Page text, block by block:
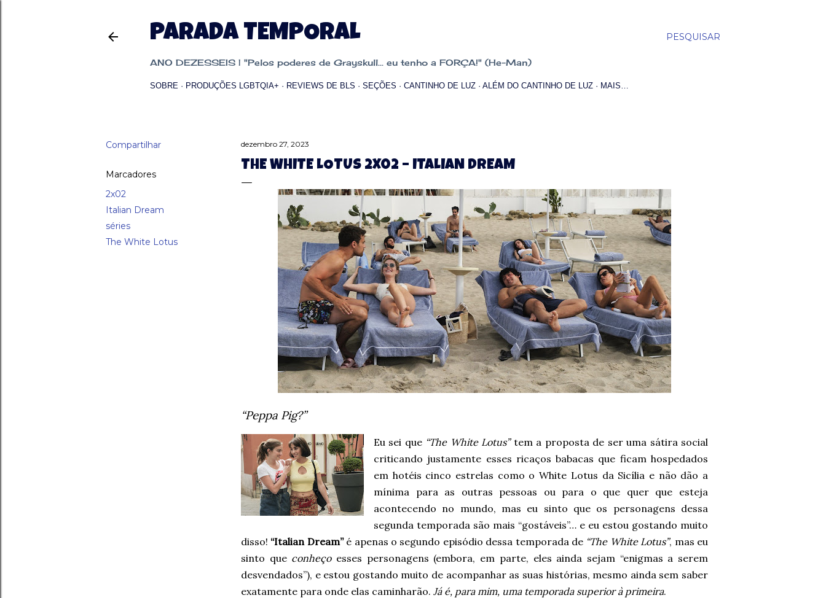
PESQUISAR
PARADA TEMPORAL
ANO DEZESSEIS | "Pelos poderes de Grayskull... eu tenho a FORÇA!" (He-Man)
SOBRE PRODUÇÕES LGBTQIA+ REVIEWS DE BLS SEÇÕES CANTINHO DE LUZ ALÉM DO CANTINHO DE LUZ MAIS…
Compartilhar
Marcadores
2x02
Italian Dream
séries
The White Lotus
dezembro 27, 2023
THE WHITE LOTUS 2X02 – ITALIAN DREAM
“Peppa Pig?”
Eu sei que “The White Lotus”tem a proposta de ser uma sátira social
criticando justamente esses ricaços babacas que ficam hospedados
em hotéis cinco estrelas como o White Lotus da Sicília e não dão a
mínima para as outras pessoas ou para o que quer que esteja
acontecendo no mundo, mas eu sinto que os personagens dessa
segunda temporada são mais “gostáveis”… e eu estou gostando muito
disso! “Italian Dream”é apenas o segundo episódio dessa temporada de “The White Lotus”, mas eu
sinto que conheçoesses personagens (embora, em parte, eles ainda sejam “enigmas a serem
desvendados”), e estou gostando muito de acompanhar as suas histórias, mesmo ainda sem saber
exatamente para onde elas caminharão. Já é, para mim, uma temporada superior à primeira.